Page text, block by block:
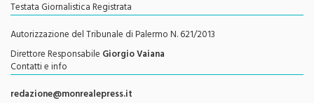
Testata Giornalistica Registrata
Autorizzazione del Tribunale di Palermo N. 621/2013
Direttore ResponsabileGiorgio Vaiana
Contatti e info